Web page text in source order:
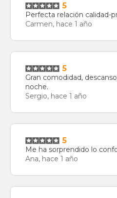
5
Perfecta relación calidad-
Carmen, hace 1 año
5
Gran comodidad,
noche.
Sergio, hace 1 año
5
Me ha sorprendido lo
Ana, hace 1 año